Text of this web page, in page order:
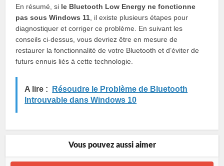
En résumé, si le Bluetooth Low Energy ne fonctionne
pas sous Windows 11 , il existe plusieurs étapes pour
diagnostiquer et corriger ce problème. En suivant les
conseils ci-dessus, vous devriez être en mesure de
restaurer la fonctionnalité de votre Bluetooth et d’éviter de
futurs ennuis liés à cette technologie.
A lire :
Résoudre le Problème de Bluetooth
Introuvable dans Windows 10
Vous pouvez aussi aimer